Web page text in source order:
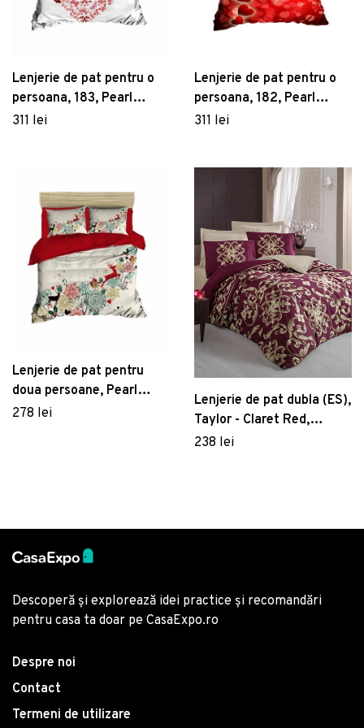
Lenjerie de pat pentru o
persoana, 183, Pearl
Home, Poliester Satinat
311 lei
Lenjerie de pat pentru o
persoana, 182, Pearl
Home, Poliester Satinat
311 lei
Lenjerie de pat pentru
doua persoane, Pearl
Home, 451, print 3D,
278 lei
Lenjerie de pat dubla (ES),
Taylor - Claret Red,
Cotton Box, Bumbac
238 lei
Descoperă și explorează idei practice și recomandări
pentru casa ta doar pe CasaExpo.ro
Despre noi
Contact
Termeni de utilizare